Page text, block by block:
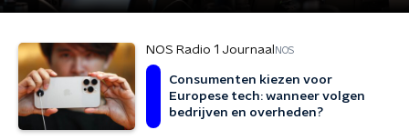
NOS Radio 1 Journaal NOS
Consumenten kiezen voor
Europese tech: wanneer volgen
bedrijven en overheden?